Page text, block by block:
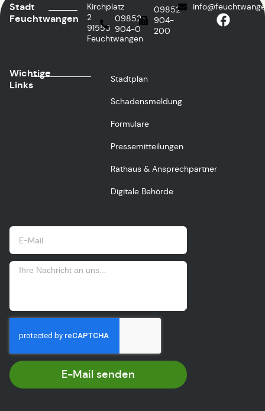
Stadt
Feuchtwangen
Kirchplatz
2
91555
Feuchtwangen
09852
904-0
09852
904-
200
Wichtige
Links
Stadtplan
Schadensmeldung
Formulare
Pressemitteilungen
Rathaus & Ansprechpartner
Digitale Behörde
E-Mail senden